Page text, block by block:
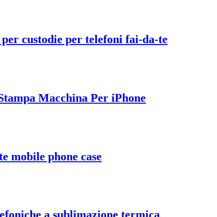
custodie per telefoni fai-da-te
Macchina Per iPhone
mobile phone case